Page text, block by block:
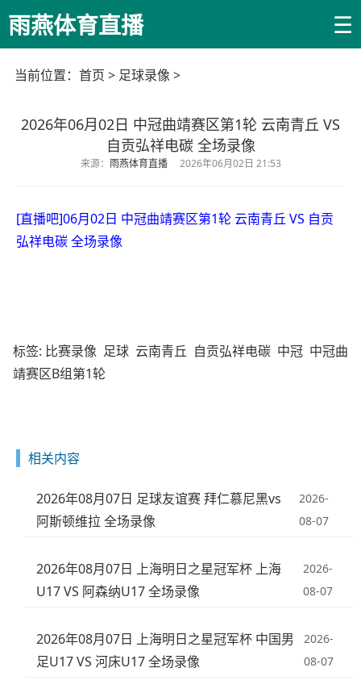
雨燕体育直播 ☰
当前位置： 首页 > 足球录像 >
2026年06月02日 中冠曲靖赛区第1轮 云南青丘 VS
自贡弘祥电碳 全场录像
来源： 雨燕体育直播 2026年06月02日 21:53
[直播吧]06月02日 中冠曲靖赛区第1轮 云南青丘 VS 自贡
弘祥电碳 全场录像
标签: 比赛录像 足球 云南青丘 自贡弘祥电碳 中冠 中冠曲
靖赛区B组第1轮
相关内容
2026年08月07日 足球友谊赛 拜仁慕尼黑vs
阿斯顿维拉 全场录像
2026-
08-07
2026年08月07日 上海明日之星冠军杯 上海
U17 VS 阿森纳U17 全场录像
2026-
08-07
2026年08月07日 上海明日之星冠军杯 中国男
足U17 VS 河床U17 全场录像
2026-
08-07